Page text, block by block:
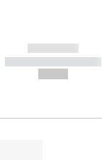
------------
----------- -----------